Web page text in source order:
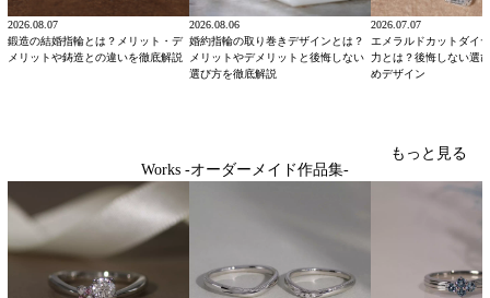
2026.08.07
鍛造の結婚指輪とは？メリット・デ
メリットや鋳造との違いを徹底解説
2026.08.06
婚約指輪の取り巻きデザインとは？
メリットやデメリットと後悔しない
選び方を徹底解説
2026.07.07
エメラルドカットダイ
力とは？後悔しない選
めデザイン
Works -オーダーメイド作品集-
もっと見る